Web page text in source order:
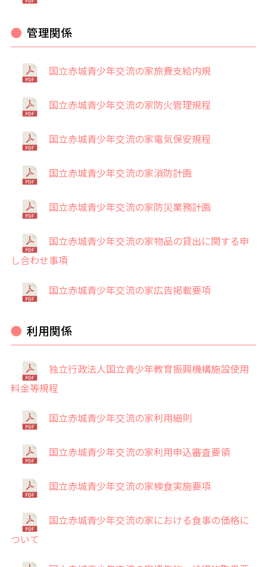
管理関係
国立赤城青少年交流の家旅費支給内規
国立赤城青少年交流の家防火管理規程
国立赤城青少年交流の家電気保安規程
国立赤城青少年交流の家消防計画
国立赤城青少年交流の家防災業務計画
国立赤城青少年交流の家物品の貸出に関する申
し合わせ事項
国立赤城青少年交流の家広告掲載要項
利用関係
独立行政法人国立青少年教育振興機構施設使用
料金等規程
国立赤城青少年交流の家利用細則
国立赤城青少年交流の家利用申込審査要領
国立赤城青少年交流の家検食実施要項
国立赤城青少年交流の家における食事の価格に
ついて